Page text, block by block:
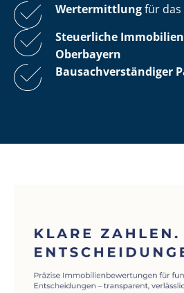
Wertermittlungfür das
Steuerliche
Oberbayern
Bau­sach­ver­stän­di­ger